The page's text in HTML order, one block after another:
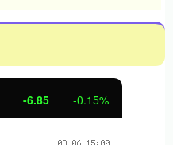
-6.85 -0.15%